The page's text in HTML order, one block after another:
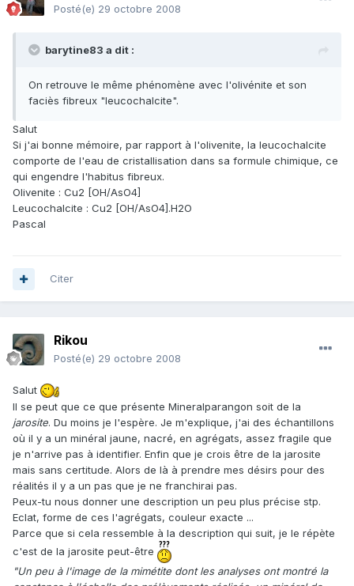
Posté(e) 29 octobre 2008
barytine83 a dit :
On retrouve le même phénomène avec l'olivénite et son
faciès fibreux "leucochalcite".
Salut
Si j'ai bonne mémoire, par rapport à l'olivenite, la leucochalcite
comporte de l'eau de cristallisation dans sa formule chimique, ce
qui engendre l'habitus fibreux.
Olivenite : Cu2 [OH/AsO4]
Leucochalcite : Cu2 [OH/AsO4].H2O
Pascal
Citer
Rikou
Posté(e) 29 octobre 2008
Salut
Il se peut que ce que présente Mineralparangon soit de la
jarosite. Du moins je l'espère. Je m'explique, j'ai des échantillons
où il y a un minéral jaune, nacré, en agrégats, assez fragile que
je n'arrive pas à identifier. Enfin que je crois être de la jarosite
mais sans certitude. Alors de là à prendre mes désirs pour des
réalités il y a un pas que je ne franchirai pas.
Peux-tu nous donner une description un peu plus précise stp.
Eclat, forme de ces l'agrégats, couleur exacte ...
Parce que si cela ressemble à la description qui suit, je le répète
c'est de la jarosite peut-être
"Un peu à l'image de la mimétite dont les analyses ont montré la